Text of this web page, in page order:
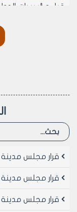
قبل مؤسسات
البقعة (المؤسسة
الجمعيات السكنية
المديرية الخدمية
الأصولية
المديريات الخدمية.
- تُطبّق على
المادة 2:
قرار مجلس مدينة حلب
قرار مجلس مدينة حلب
قرار مجلس مدينة حلب